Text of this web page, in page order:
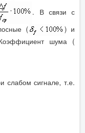
. В связи с
(
) и
шума (
слабом сигнале, т.е.